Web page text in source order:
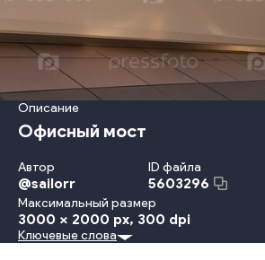
Описание
Офисный мост
Автор
@sailorr
ID файла
5603296
Максимальный размер
3000 x 2000 px, 300 dpi
Металл Перевозка
Ключевые слова